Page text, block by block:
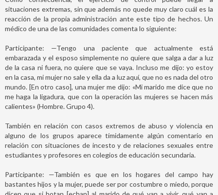
situaciones extremas, sin que además no quede muy claro cuál es la
reacción de la propia administración ante este tipo de hechos. Un
médico de una de las comunidades comenta lo siguiente:
Participante: —Tengo una paciente que actualmente está
embarazada y el esposo simplemente no quiere que salga a dar a luz
de la casa ni fuera, no quiere que se vaya. Incluso me dijo: yo estoy
en la casa, mi mujer no sale y ella da a luz aquí, que no es nada del otro
mundo. [En otro caso], una mujer me dijo: «Mi marido me dice que no
me haga la ligadura, que con la operación las mujeres se hacen más
calientes» (Hombre. Grupo 4).
También en relación con casos extremos de abuso y violencia en
alguno de los grupos aparece tímidamente algún comentario en
relación con situaciones de incesto y de relaciones sexuales entre
estudiantes y profesores en colegios de educación secundaria.
Participante: —También es que en los hogares del campo hay
bastantes hijos y la mujer, puede ser por costumbre o miedo, porque